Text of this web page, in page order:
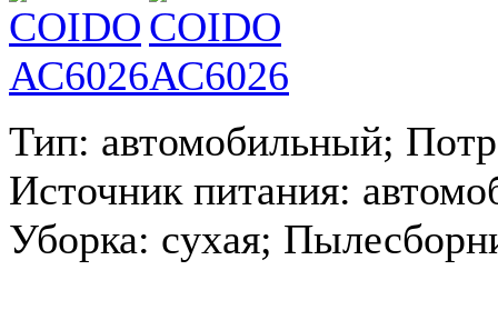
Тип: автомобильный;
Источник питания:
Уборка: сухая;